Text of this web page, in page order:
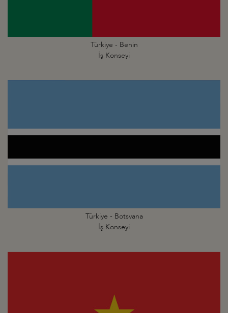
Türkiye - Benin
İş Konseyi
Türkiye - Botsvana
İş Konseyi